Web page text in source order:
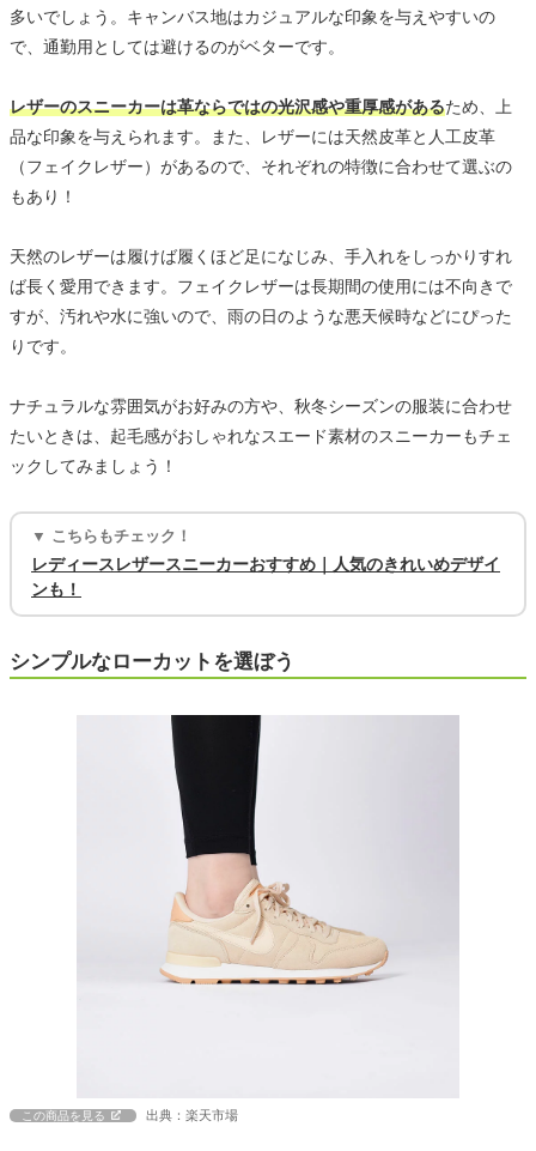
多いでしょう。キャンバス地はカジュアルな印象を与えやすいの
で、通勤用としては避けるのがベターです。
レザーのスニーカーは革ならではの光沢感や重厚感があるため、上
品な印象を与えられます。また、レザーには天然皮革と人工皮革
（フェイクレザー）があるので、それぞれの特徴に合わせて選ぶの
もあり！
天然のレザーは履けば履くほど足になじみ、手入れをしっかりすれ
ば長く愛用できます。フェイクレザーは長期間の使用には不向きで
すが、汚れや水に強いので、雨の日のような悪天候時などにぴった
りです。
ナチュラルな雰囲気がお好みの方や、秋冬シーズンの服装に合わせ
たいときは、起毛感がおしゃれなスエード素材のスニーカーもチェ
ックしてみましょう！
▼ こちらもチェック！
レディースレザースニーカーおすすめ｜人気のきれいめデザイ
ンも！
シンプルなローカットを選ぼう
この商品を見る 出典：楽天市場